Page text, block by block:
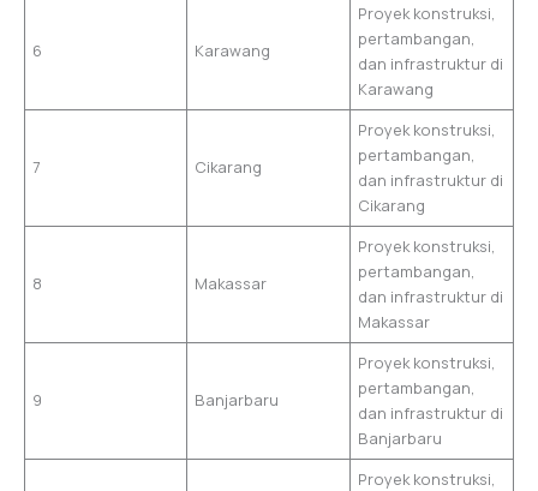
6 Karawang
Proyek konstruksi,
pertambangan,
dan infrastruktur di
Karawang
7 Cikarang
Proyek konstruksi,
pertambangan,
dan infrastruktur di
Cikarang
8 Makassar
Proyek konstruksi,
pertambangan,
dan infrastruktur di
Makassar
9 Banjarbaru
Proyek konstruksi,
pertambangan,
dan infrastruktur di
Banjarbaru
Proyek konstruksi,